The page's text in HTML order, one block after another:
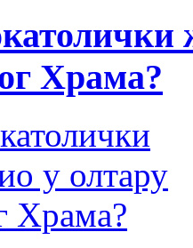
Храма?